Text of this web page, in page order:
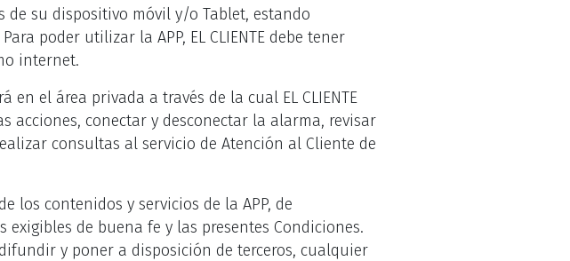
de su dispositivo móvil y/o Tablet, estando
poder utilizar la APP, EL CLIENTE debe tener
internet.
el área privada a través de la cual EL CLIENTE
acciones, conectar y desconectar la alarma, revisar
consultas al servicio de Atención al Cliente de
los contenidos y servicios de la APP, de
de buena fe y las presentes Condiciones.
y poner a disposición de terceros, cualquier